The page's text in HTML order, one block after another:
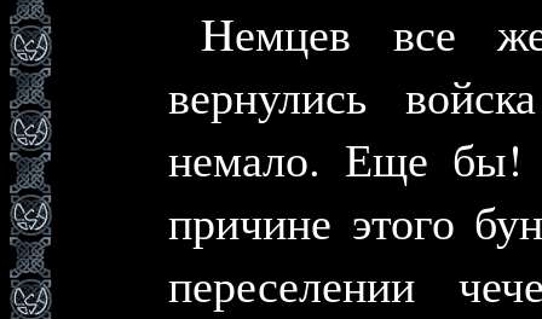
Hемцев все
вернулись
немало. Еще бы!
причине этого
переселении